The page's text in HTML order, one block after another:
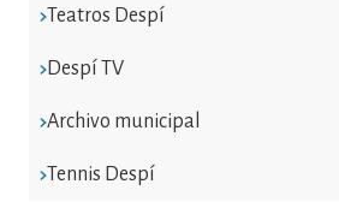
Teatros Despí
Despí TV
Archivo municipal
Tennis Despí